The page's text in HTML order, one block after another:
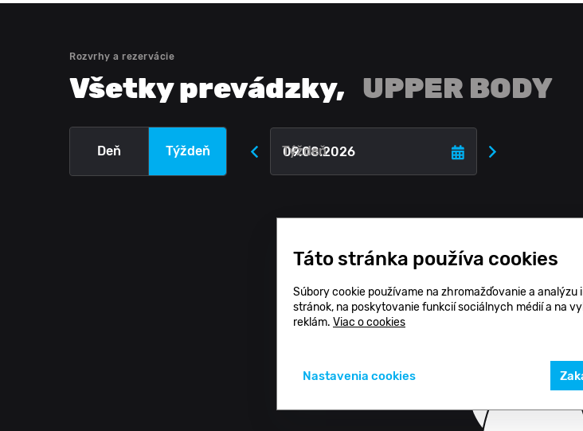
Rozvrhy a rezervácie
Všetky prevádzky, UPPER BODY
Deň Týždeň Týždeň
Táto stránka používa cookies
Súbory cookie používame na zhromažďovanie a
stránok, na poskytovanie funkcií sociálnych médií a na
reklám. Viac o cookies
Nastavenia cookies